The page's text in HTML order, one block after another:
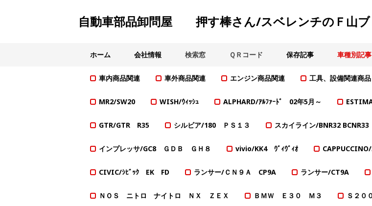
自動車部品卸問屋 押す棒さん/スベレンチのＦ山
ホーム 会社情報 検索窓 ＱＲコード 保存記事 車種別記事
車内商品関連 車外商品関連 エンジン商品関連 工具、設備関連商品
MR2/SW20 WISH/ｳｨｯｼｭ ALPHARD/ｱﾙﾌｧｰﾄﾞ 02年5月～
GTR/GTR R35 シルビア/180 ＰＳ１３ スカイライン/BNR32
インプレッサ/GC8 ＧＤＢ ＧＨ８ vivio/KK4 ｳﾞｨｳﾞｨｵ
CIVIC/ｼﾋﾞｯｸ EK FD ランサー/ＣＮ９Ａ CP9A ランサー/CT9A
ＮＯＳ ニトロ ナイトロ ＮＸ ＺＥＸ ＢＭＷ Ｅ３０ Ｍ３ Ｓ２